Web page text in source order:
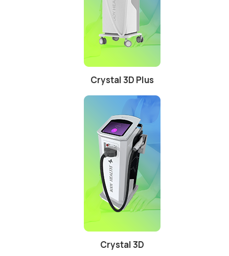
Crystal 3D Plus
Crystal 3D